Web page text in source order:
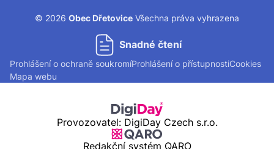
© 2026 Obec Dřetovice Všechna práva vyhrazena
Snadné čtení
Prohlášení o ochraně soukromíProhlášení o přístupnostiCookies
Mapa webu
Provozovatel: DigiDay Czech s.r.o.
Redakční systém QARO